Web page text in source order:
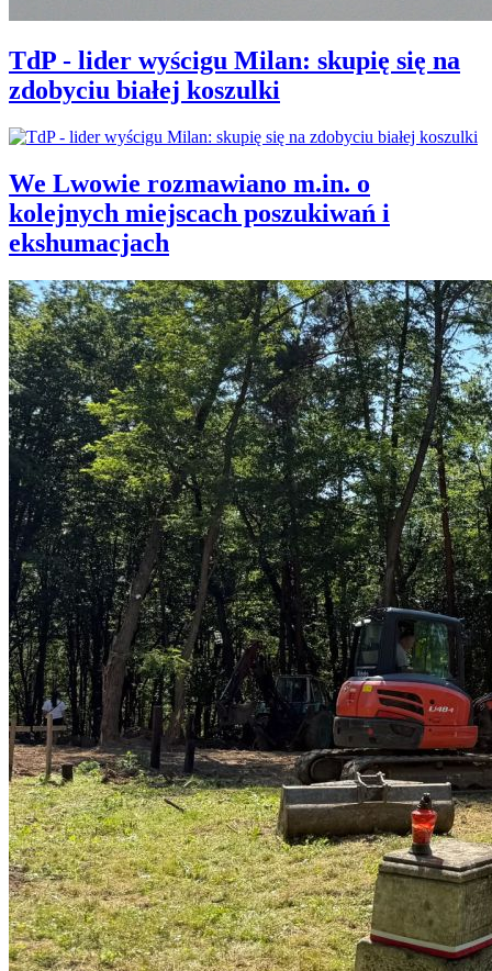
TdP - lider wyścigu Milan: skupię się na
zdobyciu białej koszulki
We Lwowie rozmawiano m.in. o
kolejnych miejscach poszukiwań i
ekshumacjach